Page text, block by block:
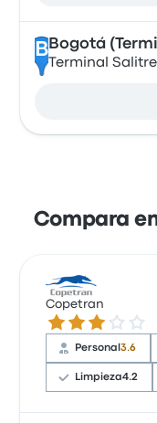
B Bogotá
Terminal
Compara
Copetran
2.9 de 5
Personal3.6
Limpieza4.2